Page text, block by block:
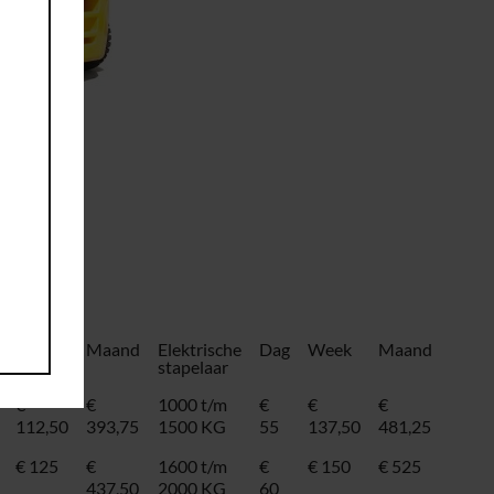
Maand
Elektrische
stapelaar
Dag Week Maand
€
112,50
€
393,75
1000 t/m
1500 KG
€
55
€
137,50
€
481,25
€ 125
€
437,50
1600 t/m
2000 KG
€
60
€ 150 € 525